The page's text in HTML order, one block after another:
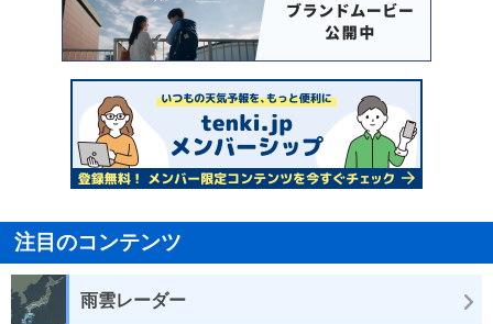
注目のコンテンツ
雨雲レーダー